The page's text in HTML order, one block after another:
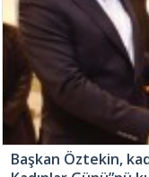
Başkan Öztekin,